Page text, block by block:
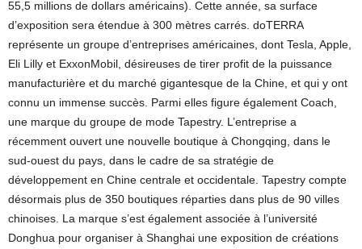
55,5 millions de dollars américains). Cette année, sa surface
d’exposition sera étendue à 300 mètres carrés. doTERRA
représente un groupe d’entreprises américaines, dont Tesla, Apple,
Eli Lilly et ExxonMobil, désireuses de tirer profit de la puissance
manufacturière et du marché gigantesque de la Chine, et qui y ont
connu un immense succès. Parmi elles figure également Coach,
une marque du groupe de mode Tapestry. L’entreprise a
récemment ouvert une nouvelle boutique à Chongqing, dans le
sud-ouest du pays, dans le cadre de sa stratégie de
développement en Chine centrale et occidentale. Tapestry compte
désormais plus de 350 boutiques réparties dans plus de 90 villes
chinoises. La marque s’est également associée à l’université
Donghua pour organiser à Shanghai une exposition de créations